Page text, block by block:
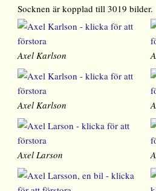
Socknen är kopplad till 3019 bilder.
Axel Karlson
Axel Karlson
Axel Larson